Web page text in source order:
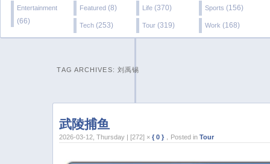
Entertainment
(66)
Featured (8) Life (370) Sports (156)
Tech (253) Tour (319) Work (168)
TAG ARCHIVES: 刘禹锡
武陵捕鱼
2026-03-12, Thursday | [272] ×{ 0 } ，Posted inTour